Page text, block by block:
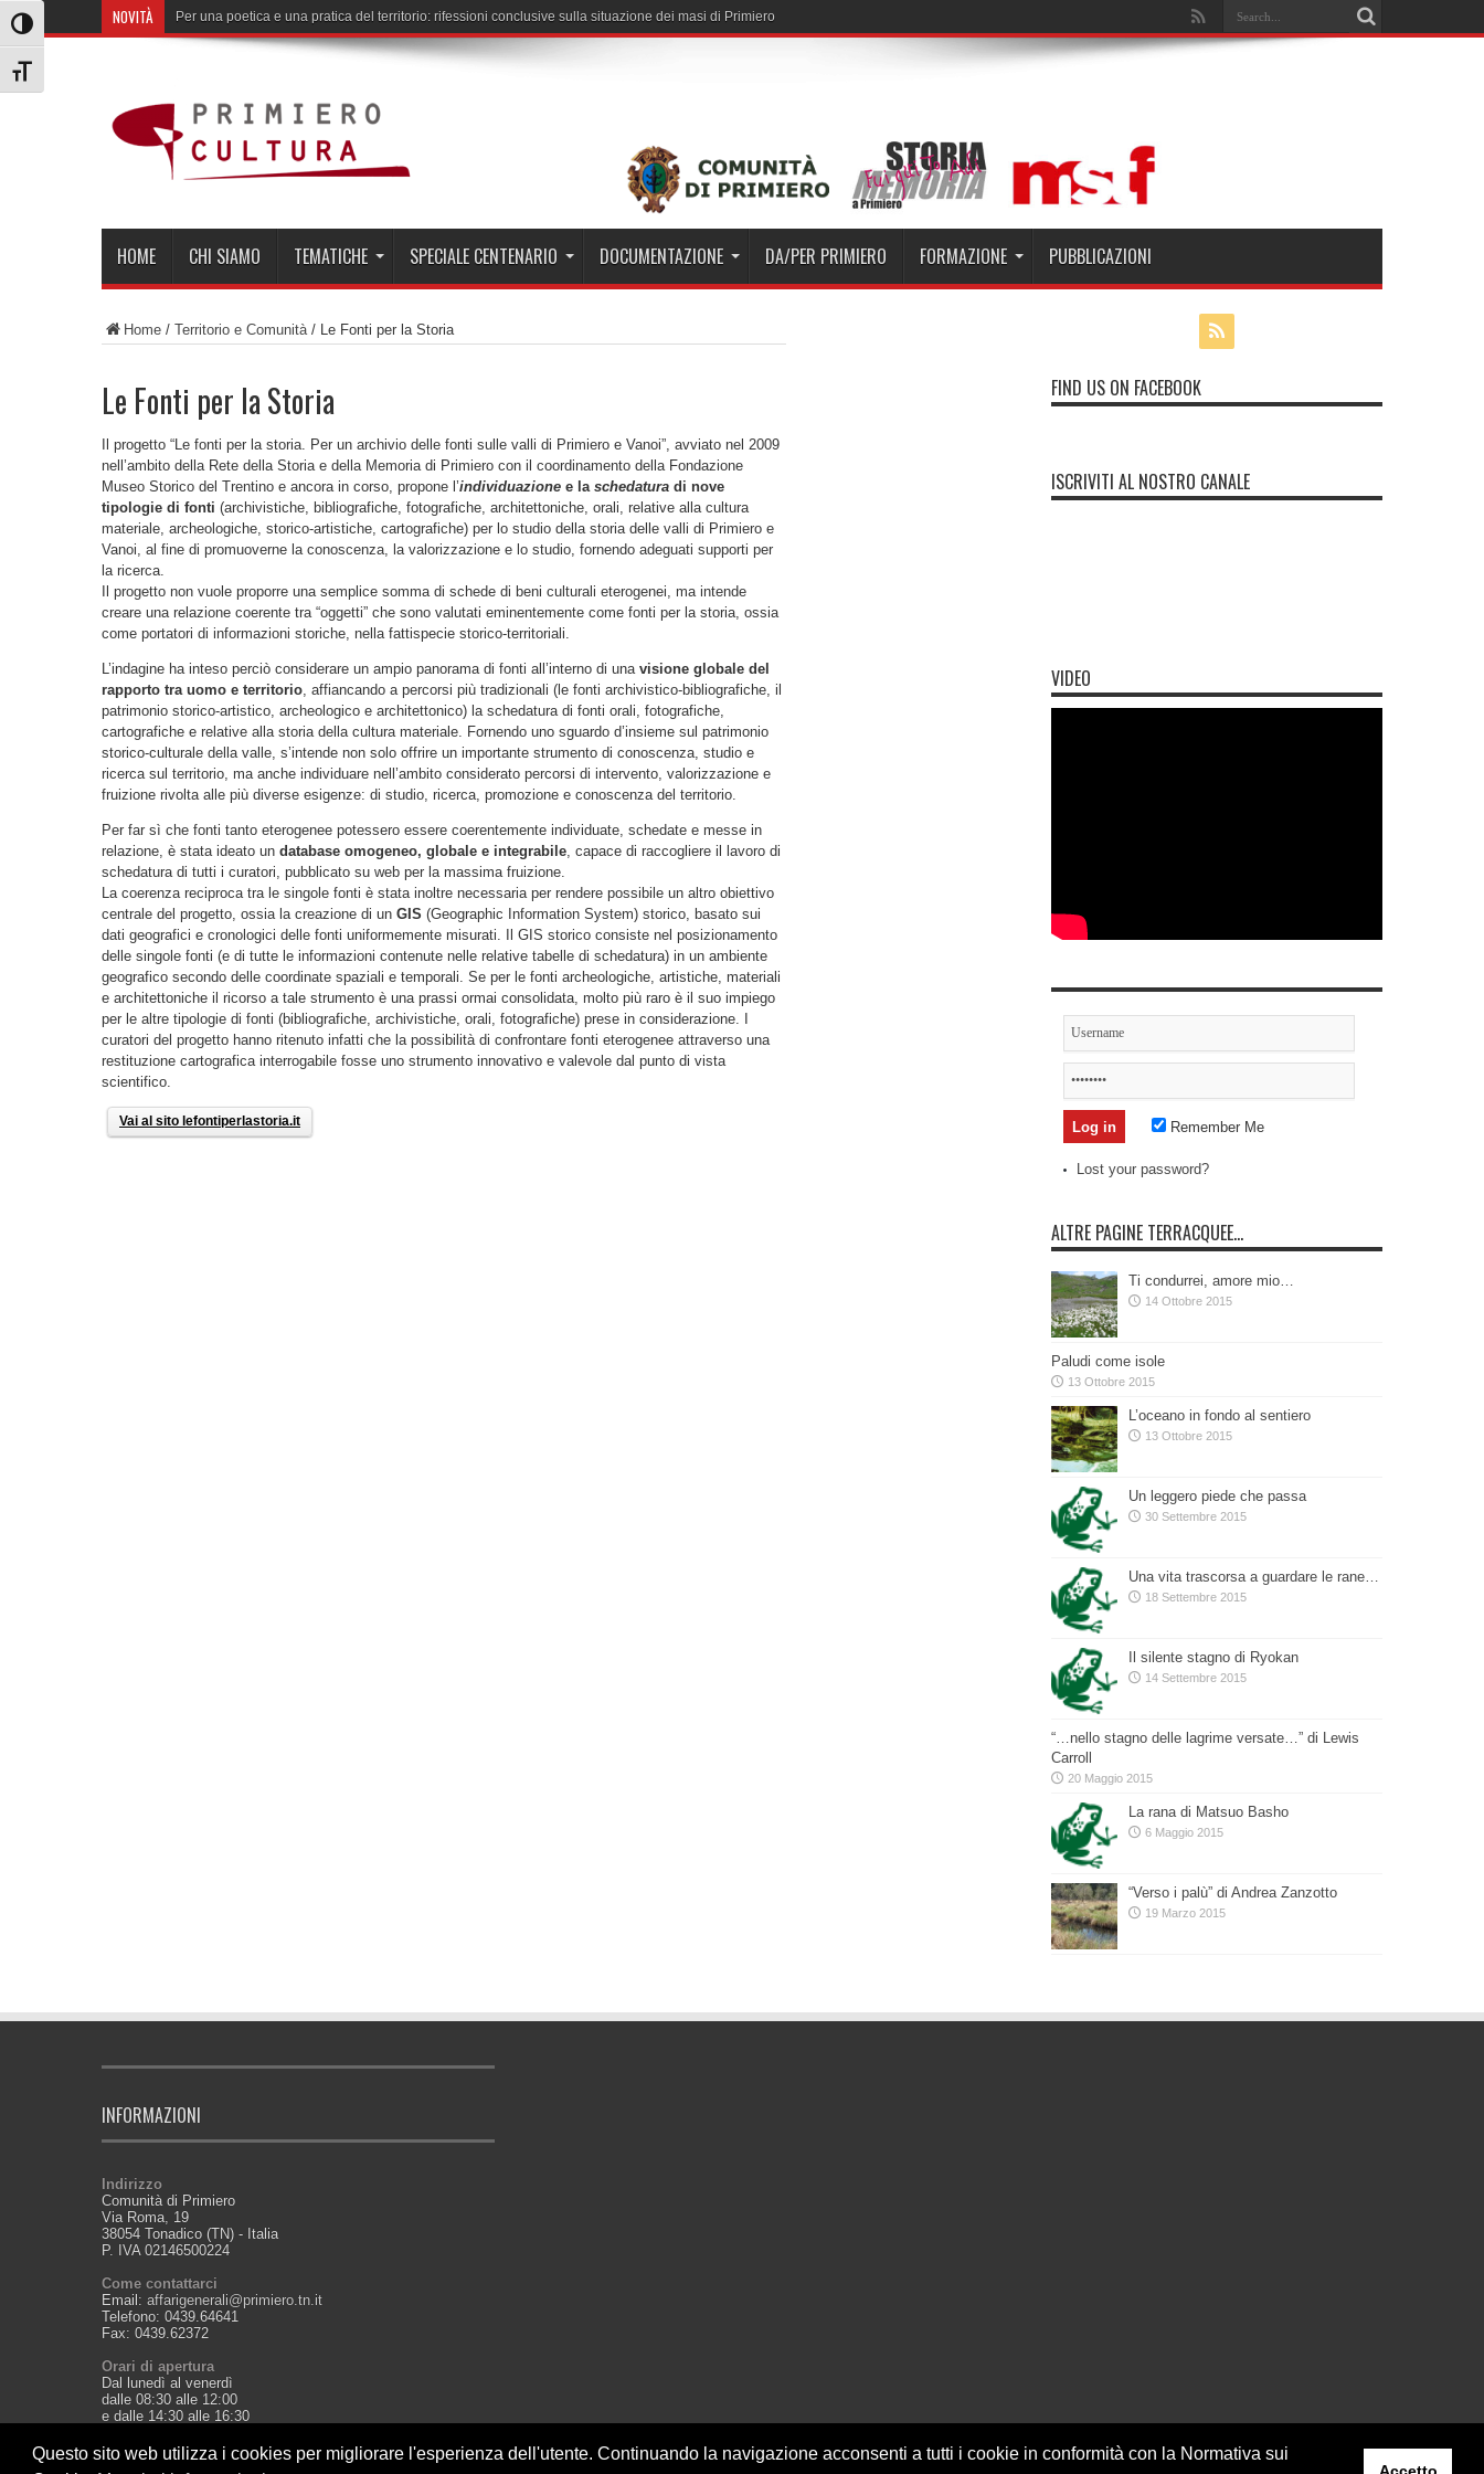
Attiva/disattiva alto contrasto
Attiva/disattiva dimensione testo
NOVITÀ Per una poetica e una pratica del territorio: rifessioni conclusive sulla situazione dei masi di Primiero
HOME CHI SIAMO TEMATICHE SPECIALE CENTENARIO DOCUMENTAZIONE DA/PER PRIMIERO FORMAZIONE PUBBLICAZIONI
Home / Territorio e Comunità/ Le Fonti per la Storia
Le Fonti per la Storia
Il progetto “Le fonti per la storia. Per un archivio delle fonti sulle valli di Primiero e Vanoi”, avviato nel 2009
nell’ambito della Rete della Storia e della Memoria di Primiero con il coordinamento della Fondazione
Museo Storico del Trentino e ancora in corso, propone l’individuazione e la schedatura di nove
tipologie di fonti (archivistiche, bibliografiche, fotografiche, architettoniche, orali, relative alla cultura
materiale, archeologiche, storico-artistiche, cartografiche) per lo studio della storia delle valli di Primiero e
Vanoi, al fine di promuoverne la conoscenza, la valorizzazione e lo studio, fornendo adeguati supporti per
la ricerca.
Il progetto non vuole proporre una semplice somma di schede di beni culturali eterogenei, ma intende
creare una relazione coerente tra “oggetti” che sono valutati eminentemente come fonti per la storia, ossia
come portatori di informazioni storiche, nella fattispecie storico-territoriali.
L’indagine ha inteso perciò considerare un ampio panorama di fonti all’interno di una visione globale del
rapporto tra uomo e territorio, affiancando a percorsi più tradizionali (le fonti archivistico-bibliografiche, il
patrimonio storico-artistico, archeologico e architettonico) la schedatura di fonti orali, fotografiche,
cartografiche e relative alla storia della cultura materiale. Fornendo uno sguardo d’insieme sul patrimonio
storico-culturale della valle, s’intende non solo offrire un importante strumento di conoscenza, studio e
ricerca sul territorio, ma anche individuare nell’ambito considerato percorsi di intervento, valorizzazione e
fruizione rivolta alle più diverse esigenze: di studio, ricerca, promozione e conoscenza del territorio.
Per far sì che fonti tanto eterogenee potessero essere coerentemente individuate, schedate e messe in
relazione, è stata ideato un database omogeneo, globale e integrabile, capace di raccogliere il lavoro di
schedatura di tutti i curatori, pubblicato su web per la massima fruizione.
La coerenza reciproca tra le singole fonti è stata inoltre necessaria per rendere possibile un altro obiettivo
centrale del progetto, ossia la creazione di un GIS (Geographic Information System) storico, basato sui
dati geografici e cronologici delle fonti uniformemente misurati. Il GIS storico consiste nel posizionamento
delle singole fonti (e di tutte le informazioni contenute nelle relative tabelle di schedatura) in un ambiente
geografico secondo delle coordinate spaziali e temporali. Se per le fonti archeologiche, artistiche, materiali
e architettoniche il ricorso a tale strumento è una prassi ormai consolidata, molto più raro è il suo impiego
per le altre tipologie di fonti (bibliografiche, archivistiche, orali, fotografiche) prese in considerazione. I
curatori del progetto hanno ritenuto infatti che la possibilità di confrontare fonti eterogenee attraverso una
restituzione cartografica interrogabile fosse uno strumento innovativo e valevole dal punto di vista
scientifico.
Vai al sito lefontiperlastoria.it
FIND US ON FACEBOOK
ISCRIVITI AL NOSTRO CANALE
VIDEO
Remember Me
Lost your password?
ALTRE PAGINE TERRACQUEE…
Ti condurrei, amore mio…
14 Ottobre 2015
Paludi come isole
13 Ottobre 2015
L’oceano in fondo al sentiero
13 Ottobre 2015
Un leggero piede che passa
30 Settembre 2015
Una vita trascorsa a guardare le rane…
18 Settembre 2015
Il silente stagno di Ryokan
14 Settembre 2015
“…nello stagno delle lagrime versate…” di Lewis
Carroll
20 Maggio 2015
La rana di Matsuo Basho
6 Maggio 2015
“Verso i palù” di Andrea Zanzotto
19 Marzo 2015
INFORMAZIONI
Indirizzo
Comunità di Primiero
Via Roma, 19
38054 Tonadico (TN) - Italia
P. IVA 02146500224
Come contattarci
Email: affarigenerali@primiero.tn.it
Telefono: 0439.64641
Fax: 0439.62372
Orari di apertura
Dal lunedì al venerdì
dalle 08:30 alle 12:00
e dalle 14:30 alle 16:30
Questo sito web utilizza i cookies per migliorare l'esperienza dell'utente. Continuando la navigazione acconsenti a tutti i cookie in conformità con la Normativa sui
Accetto